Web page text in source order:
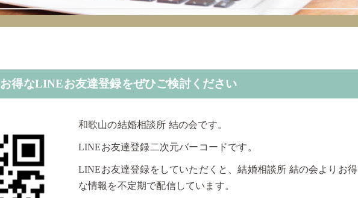
お得なLINEお友達登録をぜひご検討ください
和歌山の結婚相談所 結の会です。
LINEお友達登録二次元バーコードです。
LINEお友達登録をしていただくと、結婚相談所 結の会よりお得
な情報を不定期で配信しています。